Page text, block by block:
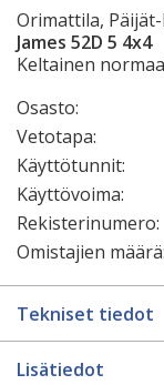
Orimattila,
James 52D 5 4x4
Keltainen
Osasto:
Vetotapa:
Käyttötunnit:
Käyttövoima:
Rekisterinumero:
Omistajien määrä:
Tekniset tiedot
Lisätiedot